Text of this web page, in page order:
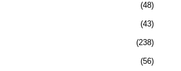
48
43
238
56